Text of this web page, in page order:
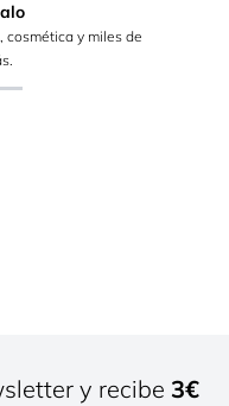
cosmética y miles de
y recibe 3€